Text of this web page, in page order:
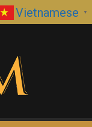
Vietnamese ▼